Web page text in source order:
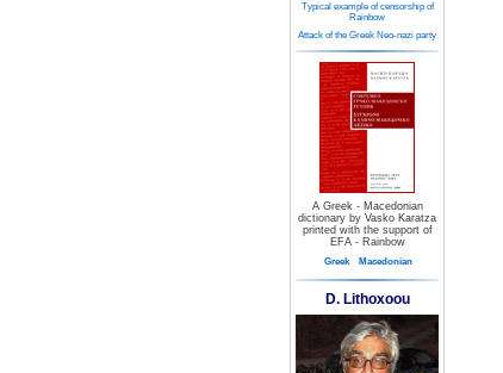
Typical example of censorship of
Rainbow
Attack of the Greek Neo-nazi party
A Greek - Macedonian
dictionary by Vasko Karatza
printed with the support of
EFA - Rainbow
Greek Macedonian
D. Lithoxoou